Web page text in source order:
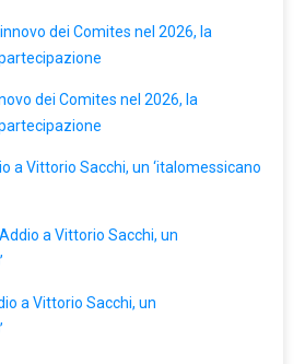
dei Comites nel 2026, la
dei Comites nel 2026, la
a Vittorio Sacchi, un ‘italomessicano
Addio a Vittorio Sacchi, un
a Vittorio Sacchi, un